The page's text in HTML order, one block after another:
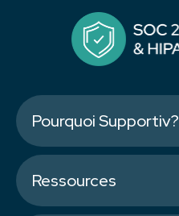
Pourquoi Supportiv?
Ressources